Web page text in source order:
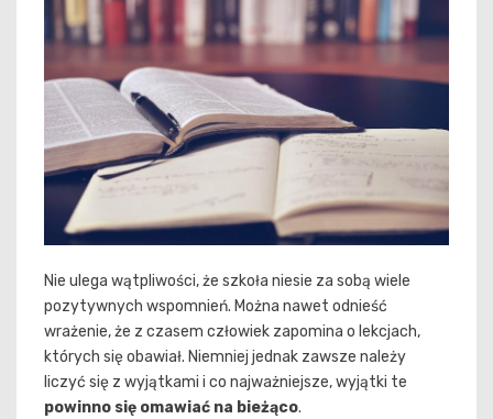
Nie ulega wątpliwości, że szkoła niesie za sobą wiele
pozytywnych wspomnień. Można nawet odnieść
wrażenie, że z czasem człowiek zapomina o lekcjach,
których się obawiał. Niemniej jednak zawsze należy
liczyć się z wyjątkami i co najważniejsze, wyjątki te
powinno się omawiać na bieżąco.